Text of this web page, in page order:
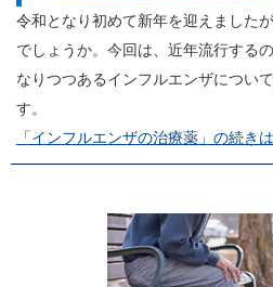
令和となり初めて新年を迎えました
でしょうか。今回は、近年流行する
なりつつあるインフルエンザについ
す。
「インフルエンザの治療薬」の続き